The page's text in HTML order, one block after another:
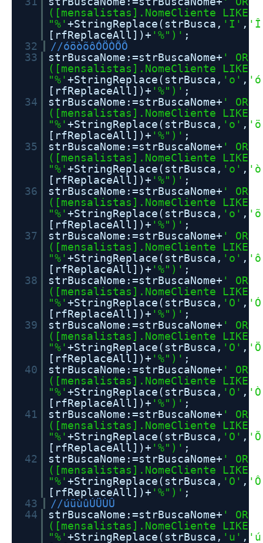
([mensalistas].NomeCliente LIKE
"%'+StringReplace(strBusca, 'I' ,
[rfReplaceAll])+ '%")' ;
32
//óöòõôÓÖÒÕÔ
33
strBuscaNome:=strBuscaNome+ ' OR
([mensalistas].NomeCliente LIKE
"%'+StringReplace(strBusca, 'o' ,
[rfReplaceAll])+ '%")' ;
34
strBuscaNome:=strBuscaNome+ ' OR
([mensalistas].NomeCliente LIKE
"%'+StringReplace(strBusca, 'o' ,
[rfReplaceAll])+ '%")' ;
35
strBuscaNome:=strBuscaNome+ ' OR
([mensalistas].NomeCliente LIKE
"%'+StringReplace(strBusca, 'o' ,
[rfReplaceAll])+ '%")' ;
36
strBuscaNome:=strBuscaNome+ ' OR
([mensalistas].NomeCliente LIKE
"%'+StringReplace(strBusca, 'o' ,
[rfReplaceAll])+ '%")' ;
37
strBuscaNome:=strBuscaNome+ ' OR
([mensalistas].NomeCliente LIKE
"%'+StringReplace(strBusca, 'o' ,
[rfReplaceAll])+ '%")' ;
38
strBuscaNome:=strBuscaNome+ ' OR
([mensalistas].NomeCliente LIKE
"%'+StringReplace(strBusca, 'O' ,
[rfReplaceAll])+ '%")' ;
39
strBuscaNome:=strBuscaNome+ ' OR
([mensalistas].NomeCliente LIKE
"%'+StringReplace(strBusca, 'O' ,
[rfReplaceAll])+ '%")' ;
40
strBuscaNome:=strBuscaNome+ ' OR
([mensalistas].NomeCliente LIKE
"%'+StringReplace(strBusca, 'O' ,
[rfReplaceAll])+ '%")' ;
41
strBuscaNome:=strBuscaNome+ ' OR
([mensalistas].NomeCliente LIKE
"%'+StringReplace(strBusca, 'O' ,
[rfReplaceAll])+ '%")' ;
42
strBuscaNome:=strBuscaNome+ ' OR
([mensalistas].NomeCliente LIKE
"%'+StringReplace(strBusca, 'O' ,
[rfReplaceAll])+ '%")' ;
43
//úüùûÚÜÙÛ
44
strBuscaNome:=strBuscaNome+ ' OR
([mensalistas].NomeCliente LIKE
"%'+StringReplace(strBusca, 'u' ,